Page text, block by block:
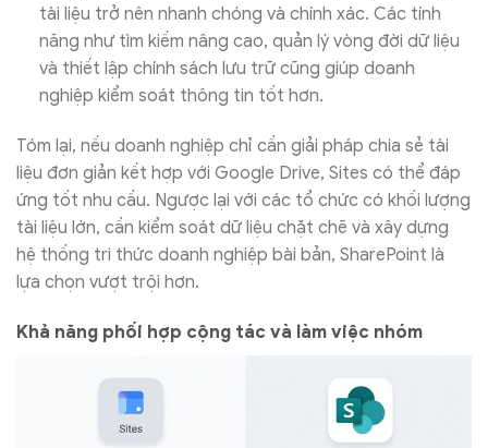
tài liệu trở nên nhanh chóng và chính xác. Các tính
năng như tìm kiếm nâng cao, quản lý vòng đời dữ liệu
và thiết lập chính sách lưu trữ cũng giúp doanh
nghiệp kiểm soát thông tin tốt hơn.
Tóm lại, nếu doanh nghiệp chỉ cần giải pháp chia sẻ tài
liệu đơn giản kết hợp với Google Drive, Sites có thể đáp
ứng tốt nhu cầu. Ngược lại với các tổ chức có khối lượng
tài liệu lớn, cần kiểm soát dữ liệu chặt chẽ và xây dựng
hệ thống tri thức doanh nghiệp bài bản, SharePoint là
lựa chọn vượt trội hơn.
Khả năng phối hợp cộng tác và làm việc nhóm